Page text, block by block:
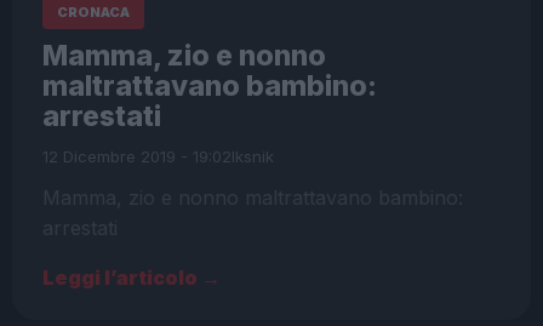
CRONACA
Mamma, zio e nonno
maltrattavano bambino:
arrestati
12 Dicembre 2019 - 19:02Iksnik
Mamma, zio e nonno maltrattavano bambino:
arrestati
Leggi l’articolo →